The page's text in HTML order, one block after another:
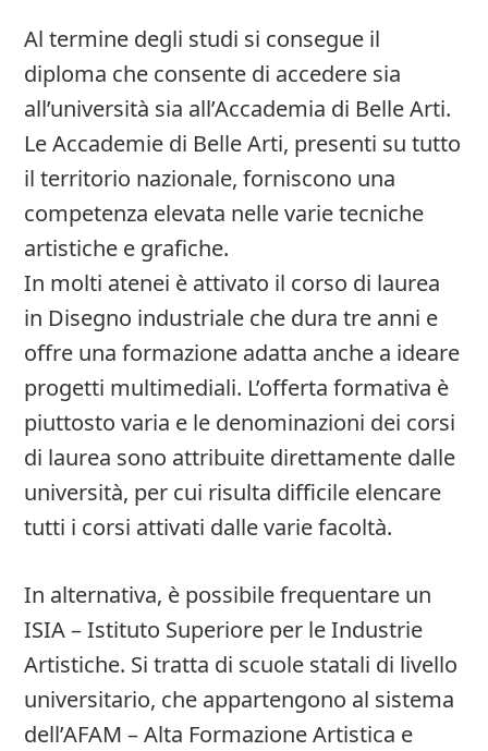
Al termine degli studi si consegue il
diploma che consente di accedere sia
all’università sia all’Accademia di Belle Arti.
Le Accademie di Belle Arti, presenti su tutto
il territorio nazionale, forniscono una
competenza elevata nelle varie tecniche
artistiche e grafiche.
In molti atenei è attivato il corso di laurea
in Disegno industriale che dura tre anni e
offre una formazione adatta anche a ideare
progetti multimediali. L’offerta formativa è
piuttosto varia e le denominazioni dei corsi
di laurea sono attribuite direttamente dalle
università, per cui risulta difficile elencare
tutti i corsi attivati dalle varie facoltà.
In alternativa, è possibile frequentare un
ISIA – Istituto Superiore per le Industrie
Artistiche. Si tratta di scuole statali di livello
universitario, che appartengono al sistema
dell’AFAM – Alta Formazione Artistica e